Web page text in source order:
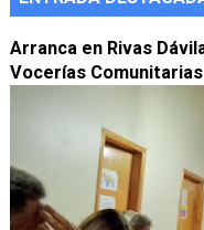
Arranca en Rivas
Vocerías Comunitarias